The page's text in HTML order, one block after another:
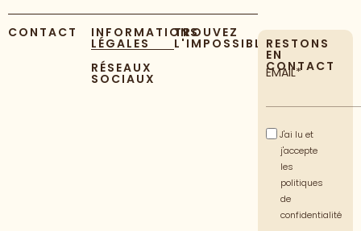
CONTACT INFORMATIONS
LÉGALES
RÉSEAUX
SOCIAUX
TROUVEZ
L'IMPOSSIBLERESTONS
EN
CONTACT
EMAIL*
J'ai lu et
j'accepte
les
politiques
de
confidentialité